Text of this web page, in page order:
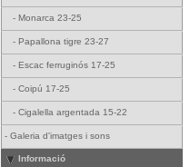
- Monarca 23-25
- Papallona tigre 23-27
- Escac ferruginós 17-25
- Coipú 17-25
- Cigalella argentada 15-22
- Galeria d'imatges i sons
Informació